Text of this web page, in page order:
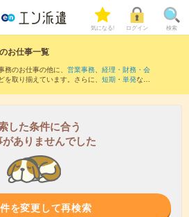
気になる! ログイン 検索
のお仕事一覧
のお仕事の他に、 営業事務、 経理・財務・会
を取り揃えています。さらに、 短期 ・ 単発など
した条件に合う
ありませんでした
を変更して再検索